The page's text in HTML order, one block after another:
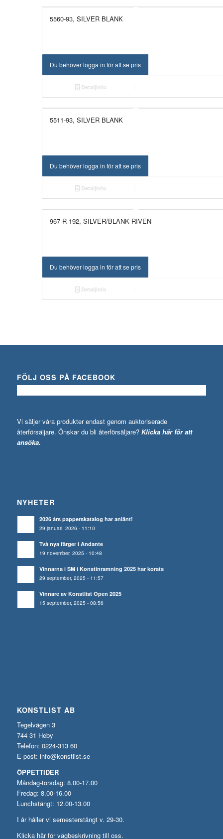
5560-93, SILVER BLANK
Du behöver logga in för att se pris
Detaljinfo
5511-93, SILVER BLANK
Du behöver logga in för att se pris
Detaljinfo
967 R 192, SILVER/BLANK RIVEN
Du behöver logga in för att se pris
Detaljinfo
FÖLJ OSS PÅ FACEBOOK
Vi säljer våra produkter endast genom auktoriserade
återförsäljare. Önskar du bli återförsäljare? Klicka här för att
ansöka.
NYHETER
2026 års papperskatalog har anlänt!
29 januari, 2026 - 11:10
Två nya färger i Andante
19 november, 2025 - 10:48
Vinnarna i SM i Konstinramning 2025 har korats
29 september, 2025 - 11:57
Vinnare av Konstlist Open 2025
15 september, 2025 - 08:56
KONSTLIST AB
Tegelvägen 3
744 31 Heby
Telefon: 0224-313 60
E-post: info@konstlist.se
ÖPPETTIDER
Måndag-torsdag: 8.00-17.00
Fredag: 8.00-16.00
Lunchstängt: 12.00-13.00
I år håller vi semesterstängt v. 29-30.
Klicka här för vägbeskrivning till oss.